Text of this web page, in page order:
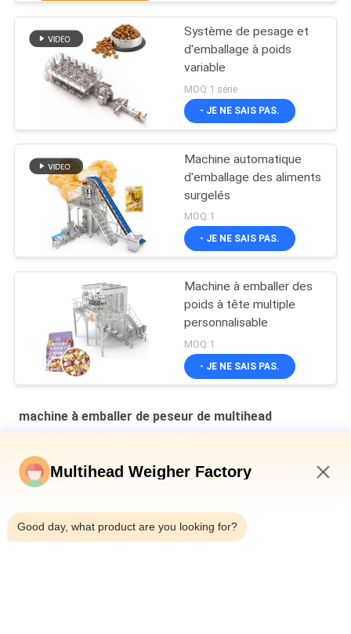
Système de pesage et
d'emballage à poids
variable
MOQ:1 série
- JE NE SAIS PAS.
Machine automatique
d'emballage des aliments
surgelés
MOQ:1
- JE NE SAIS PAS.
Machine à emballer des
poids à tête multiple
personnalisable
MOQ:1
- JE NE SAIS PAS.
machine à emballer de peseur de multihead
multi-tête pesanteur de pain en sac
Multihead Weigher Factory
Good day, what product are you looking for?